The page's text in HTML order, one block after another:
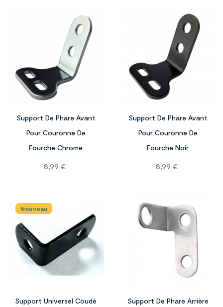
Support De Phare Avant
Pour Couronne De
Fourche Chrome
Prix
8,99 €
Support De Phare Avant
Pour Couronne De
Fourche Noir
Prix
8,99 €
Nouveau
Support Universel Coudé
Support De Phare Arrière